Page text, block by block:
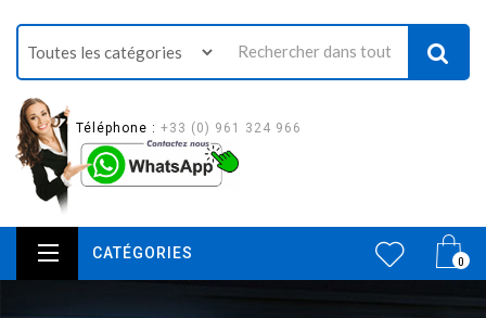
Téléphone : +33 (0) 961 324 966
0
CATÉGORIES